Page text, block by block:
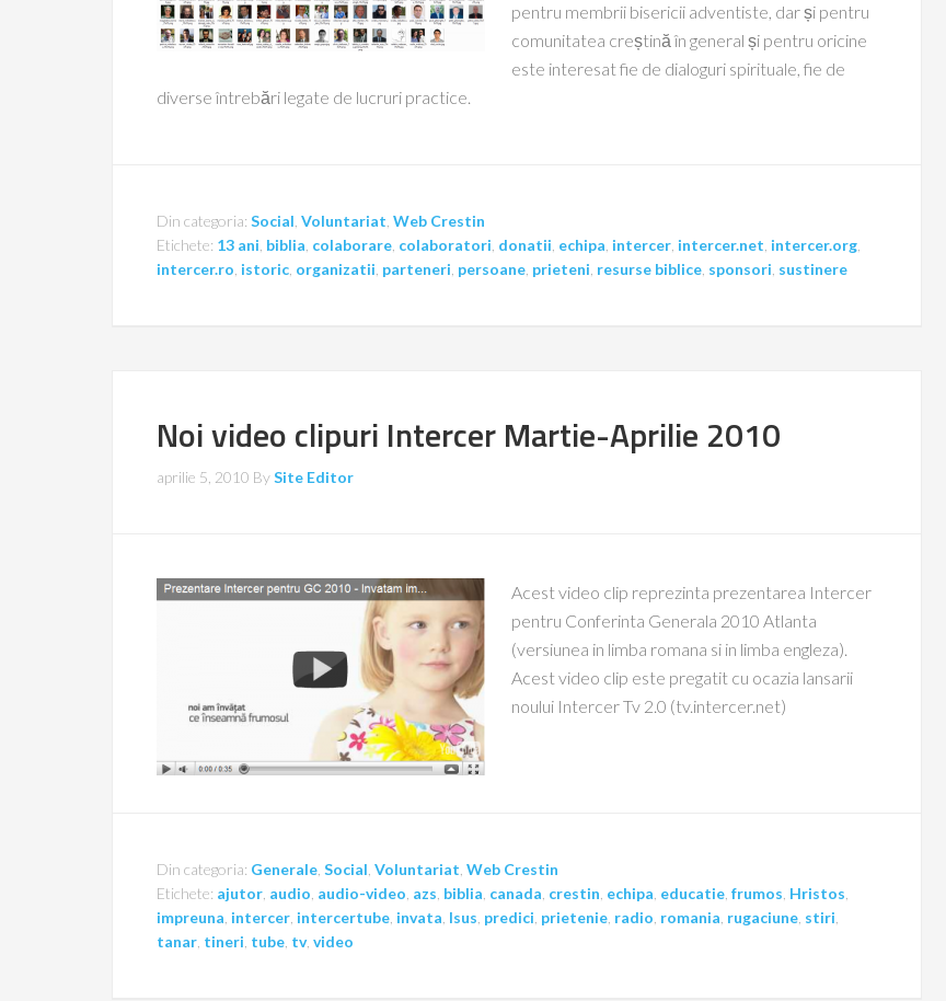
pentru membrii bisericii adventiste, dar și pentru
comunitatea creștină în general și pentru oricine
este interesat fie de dialoguri spirituale, fie de
diverse întrebări legate de lucruri practice.
Din categoria: Social Voluntariat Web Crestin
Etichete: 13 ani biblia colaborare colaboratori donatii echipa intercer intercer.net intercer.org
intercer.ro istoric organizatii parteneri persoane prieteni resurse biblice sponsori sustinere
Noi video clipuri Intercer Martie-Aprilie 2010
aprilie 5, 2010 BySite Editor
Acest video clip reprezinta prezentarea Intercer
pentru Conferinta Generala 2010 Atlanta
(versiunea in limba romana si in limba engleza).
Acest video clip este pregatit cu ocazia lansarii
noului Intercer Tv 2.0 (tv.intercer.net)
Din categoria: Generale Social Voluntariat Web Crestin
Etichete: ajutor audio audio-video azs biblia canada crestin echipa educatie frumos Hristos
impreuna intercer intercertube invata Isus predici prietenie radio romania rugaciune stiri
tanar tineri tube tv, video